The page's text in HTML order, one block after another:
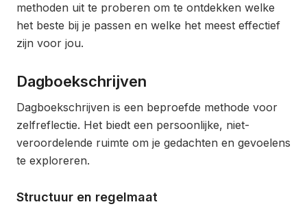
methoden uit te proberen om te ontdekken welke
het beste bij je passen en welke het meest effectief
zijn voor jou.
Dagboekschrijven
Dagboekschrijven is een beproefde methode voor
zelfreflectie. Het biedt een persoonlijke, niet-
veroordelende ruimte om je gedachten en gevoelens
te exploreren.
Structuur en regelmaat